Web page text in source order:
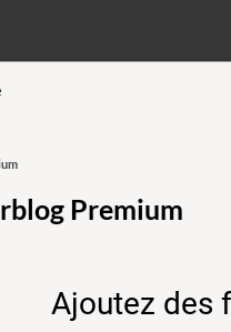
Premium
Ajoutez des